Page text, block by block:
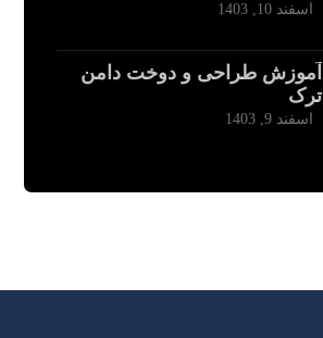
اسفند 10, 1403
آموزش طراحی و دوخت دامن
ترک
اسفند 9, 1403